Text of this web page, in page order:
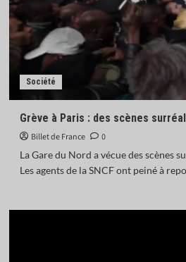
Société
Grève à Paris : des scènes
Billet de France
0
La Gare du Nord a vécue des scènes
Les agents de la SNCF ont peiné à